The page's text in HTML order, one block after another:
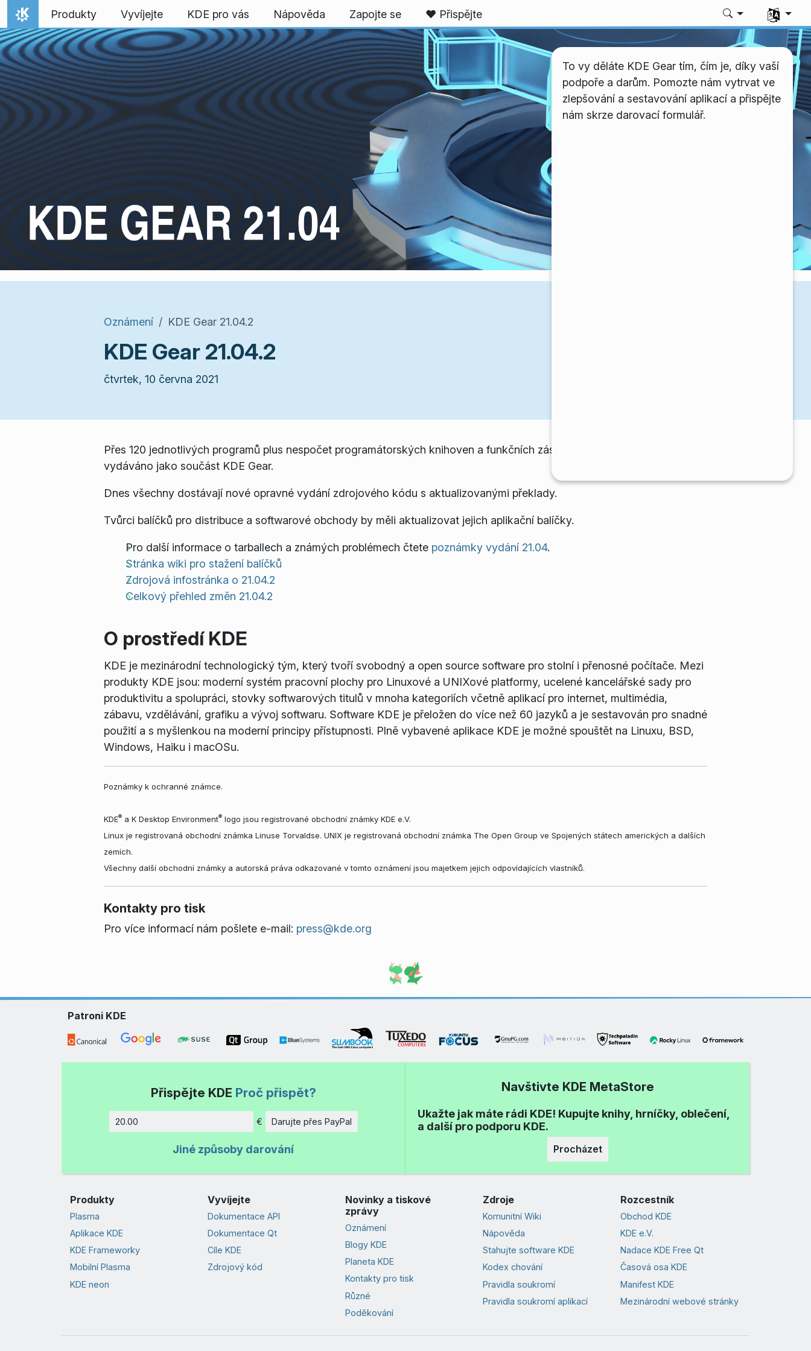
Přejít na obsah
Domů
Produkty Vyvíjejte KDE pro vás Nápověda Zapojte se ❤️ Přispějte
Zvolte
To vy děláte KDE Gear tím, čím je, díky vaší
podpoře a darům. Pomozte nám vytrvat ve
zlepšování a sestavování aplikací a přispějte
nám skrze darovací formulář.
Oznámení KDE Gear 21.04.2
KDE Gear 21.04.2
čtvrtek, 10 června 2021
Přes 120 jednotlivých programů plus nespočet programátorských knihoven a funkčních zásuvných modulů. Toto vše je
vydáváno jako součást KDE Gear.
Dnes všechny dostávají nové opravné vydání zdrojového kódu s aktualizovanými překlady.
Tvůrci balíčků pro distribuce a softwarové obchody by měli aktualizovat jejich aplikační balíčky.
Pro další informace o tarballech a známých problémech čtete poznámky vydání 21.04.
Stránka wiki pro stažení balíčků
Zdrojová infostránka o 21.04.2
Celkový přehled změn 21.04.2
O prostředí KDE
KDE je mezinárodní technologický tým, který tvoří svobodný a open source software pro stolní i přenosné počítače. Mezi
produkty KDE jsou: moderní systém pracovní plochy pro Linuxové a UNIXové platformy, ucelené kancelářské sady pro
produktivitu a spolupráci, stovky softwarových titulů v mnoha kategoriích včetně aplikací pro internet, multimédia,
zábavu, vzdělávání, grafiku a vývoj softwaru. Software KDE je přeložen do více než 60 jazyků a je sestavován pro snadné
použití a s myšlenkou na moderní principy přístupnosti. Plně vybavené aplikace KDE je možné spouštět na Linuxu, BSD,
Windows, Haiku i macOSu.
Poznámky k ochranné známce.
KDE® a K Desktop Environment® logo jsou registrované obchodní známky KDE e.V.
Linux je registrovaná obchodní známka Linuse Torvaldse. UNIX je registrovaná obchodní známka The Open Group ve Spojených státech amerických a dalších
zemích.
Všechny další obchodní známky a autorská práva odkazované v tomto oznámení jsou majetkem jejich odpovídajících vlastníků.
Kontakty pro tisk
Pro více informací nám pošlete e-mail: press@kde.org
Patroni KDE
Přispějte KDE Proč přispět?
Částka
€ Darujte přes PayPal
Jiné způsoby darování
Navštivte KDE MetaStore
Ukažte jak máte rádi KDE! Kupujte knihy, hrníčky, oblečení,
a další pro podporu KDE.
Procházet
Produkty
Plasma
Aplikace KDE
KDE Frameworky
Mobilní Plasma
KDE neon
Vyvíjejte
Dokumentace API
Dokumentace Qt
Cíle KDE
Zdrojový kód
Novinky a tiskové
zprávy
Oznámení
Blogy KDE
Planeta KDE
Kontakty pro tisk
Různé
Poděkování
Zdroje
Komunitní Wiki
Nápověda
Stahujte software KDE
Kodex chování
Pravidla soukromí
Pravidla soukromí aplikací
Rozcestník
Obchod KDE
KDE e.V.
Nadace KDE Free Qt
Časová osa KDE
Manifest KDE
Mezinárodní webové stránky